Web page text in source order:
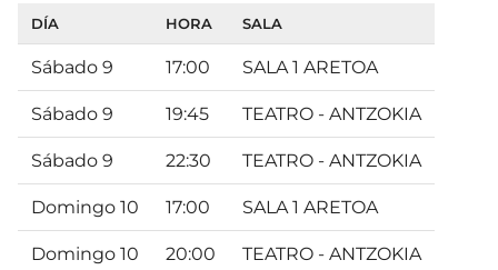
DÍA HORA SALA
Sábado 9 17:00 SALA 1 ARETOA
Sábado 9 19:45 TEATRO - ANTZOKIA
Sábado 9 22:30 TEATRO - ANTZOKIA
Domingo 10 17:00 SALA 1 ARETOA
Domingo 10 20:00 TEATRO - ANTZOKIA